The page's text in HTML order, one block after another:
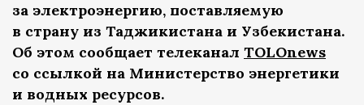
за электроэнергию, поставляемую
в страну из Таджикистана и Узбекистана.
Об этом сообщает телеканал TOLOnews
со ссылкой на Министерство энергетики
и водных ресурсов.